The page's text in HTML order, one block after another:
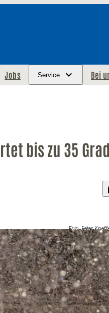
Jobs Service Bei
bis zu 35 Grad
Foto: Peter